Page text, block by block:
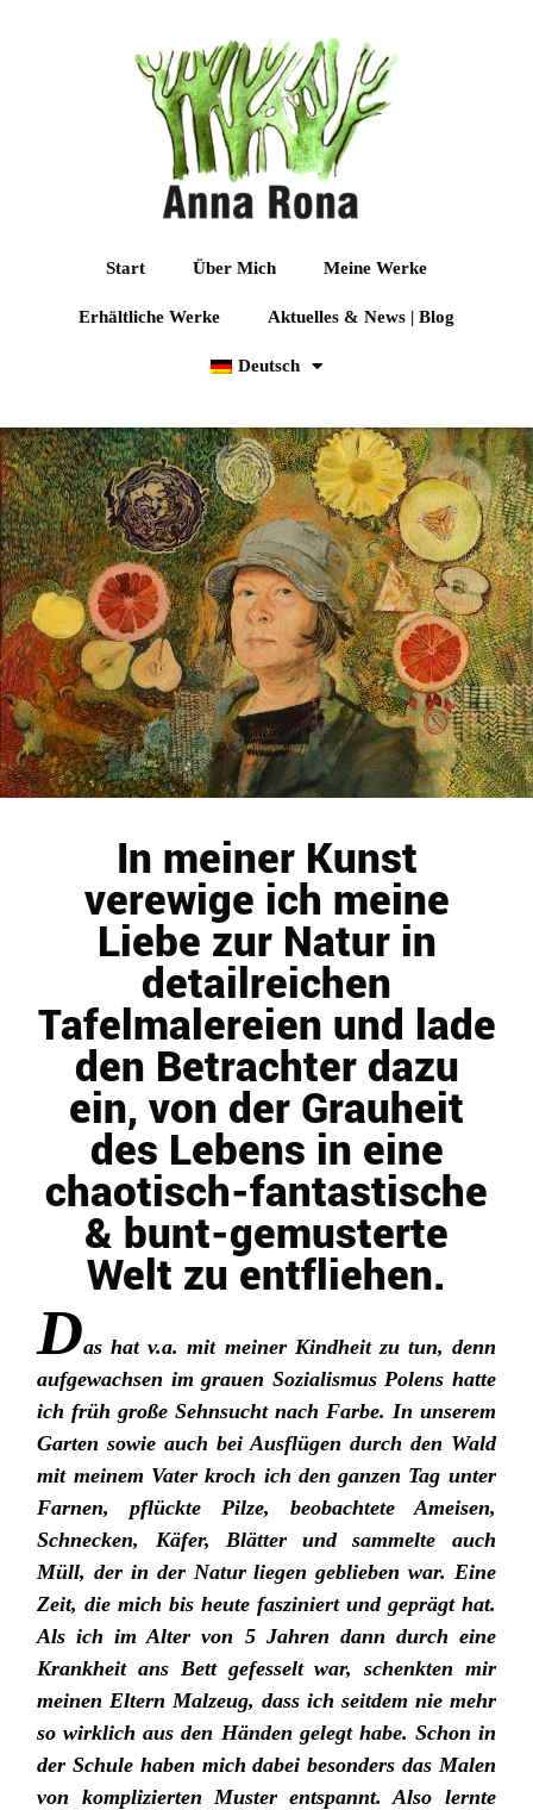
Start Über Mich Meine Werke
Erhältliche Werke Aktuelles & News | Blog
Deutsch
In meiner Kunst
verewige ich meine
Liebe zur Natur in
detailreichen
Tafelmalereien und lade
den Betrachter dazu
ein, von der Grauheit
des Lebens in eine
chaotisch-fantastische
& bunt-gemusterte
Welt zu entfliehen.
Das hat v.a. mit meiner Kindheit zu tun, denn
aufgewachsen im grauen Sozialismus Polens hatte
ich früh große Sehnsucht nach Farbe. In unserem
Garten sowie auch bei Ausflügen durch den Wald
mit meinem Vater kroch ich den ganzen Tag unter
Farnen, pflückte Pilze, beobachtete Ameisen,
Schnecken, Käfer, Blätter und sammelte auch
Müll, der in der Natur liegen geblieben war. Eine
Zeit, die mich bis heute fasziniert und geprägt hat.
Als ich im Alter von 5 Jahren dann durch eine
Krankheit ans Bett gefesselt war, schenkten mir
meinen Eltern Malzeug, dass ich seitdem nie mehr
so wirklich aus den Händen gelegt habe. Schon in
der Schule haben mich dabei besonders das Malen
von komplizierten Muster entspannt. Also lernte